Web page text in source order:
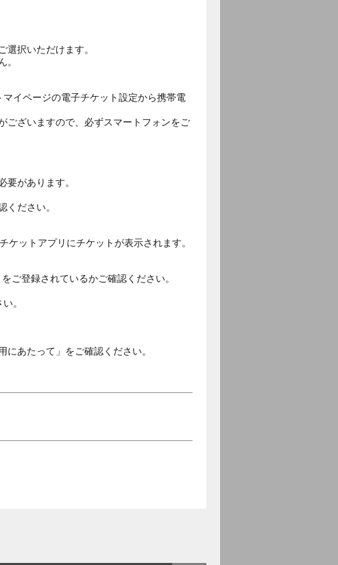
択いただけます。
。
イページの電子チケット設定から携帯電
ございますので、必ずスマートフォンをご
があります。
ださい。
ットアプリにチケットが表示されます。
ご登録されているかご確認ください。
い。
あたって」をご確認ください。